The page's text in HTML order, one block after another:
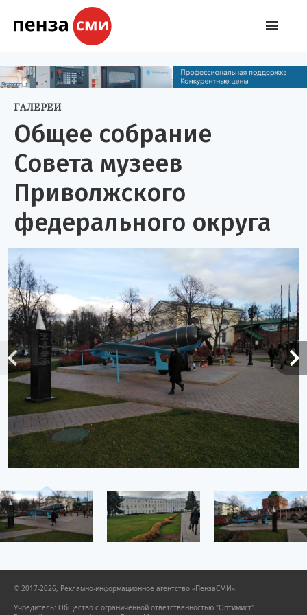
ГАЛЕРЕИ
Общее собрание
Совета музеев
Приволжского
федерального округа
© 2017-2026, Рекламно-информационное агентство «ПензаСМИ».
Учредитель: Общество с ограниченной ответственностью "Оптимист".